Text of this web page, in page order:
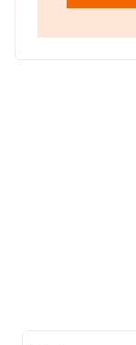
con CIF
Comunidad